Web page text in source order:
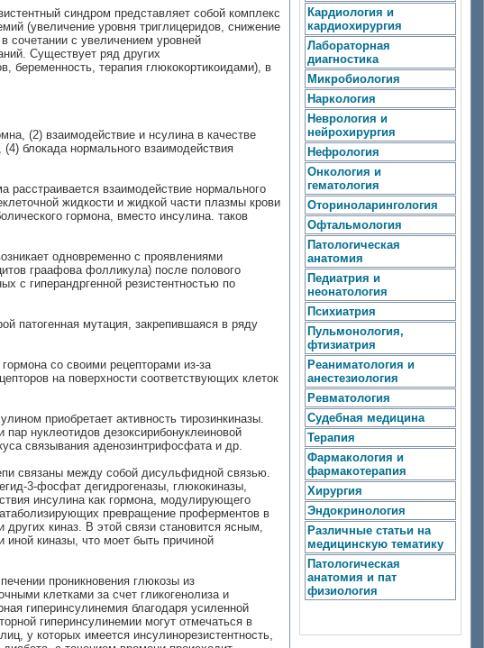
синдром представляет собой комплекс
(увеличение уровня триглицеридов, снижение
сочетании с увеличением уровней
Существует ряд других
беременность, терапия глюкокортикоидами), в
(2) взаимодействие и нсулина в качестве
(4) блокада нормального взаимодействия
расстраивается взаимодействие нормального
жидкости и жидкой части плазмы крови
гормона, вместо инсулина. таков
одновременно с проявлениями
граафова фолликула) после полового
с гиперандргенной резистентностью по
патогенная мутация, закрепившаяся в ряду
со своими рецепторами из-за
на поверхности соответствующих клеток
приобретает активность тирозинкиназы.
нуклеотидов дезоксирибонуклеиновой
связывания аденозинтрифосфата и др.
связаны между собой дисульфидной связью.
3-фосфат дегидрогеназы, глюкокиназы,
инсулина как гормона, модулирующего
превращение проферментов в
киназ. В этой связи становится ясным,
иной киназы, что моет быть причиной
проникновения глюкозы из
клетками за счет гликогенолиза и
гиперинсулинемия благодаря усиленной
гиперинсулинемии могут отмечаться в
у которых имеется инсулинорезистентность,
Кардиология и
кардиохирургия
Лабораторная
диагностика
Микробиология
Наркология
Неврология и
нейрохирургия
Нефрология
Онкология и
гематология
Оториноларингология
Офтальмология
Патологическая
анатомия
Педиатрия и
неонатология
Психиатрия
Пульмонология,
фтизиатрия
Реаниматология и
анестезиология
Ревматология
Судебная медицина
Терапия
Фармакология и
фармакотерапия
Хирургия
Эндокринология
Различные статьи на
медицинскую тематику
Патологическая
анатомия и пат
физиология